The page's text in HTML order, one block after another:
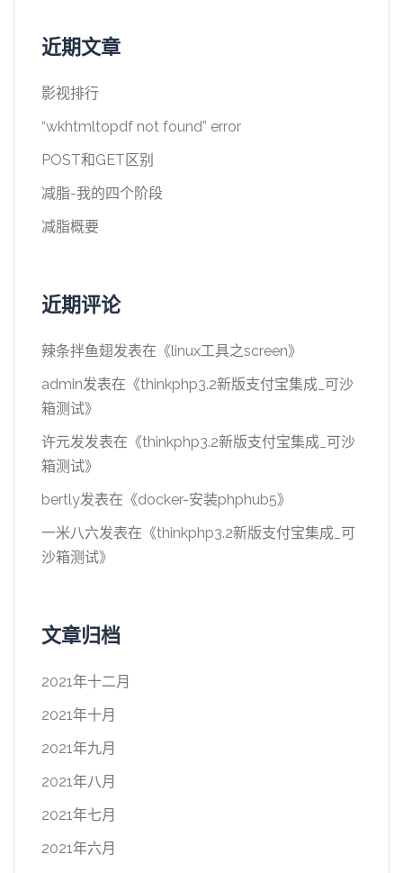
近期文章
影视排行
“wkhtmltopdf not found” error
POST和GET区别
减脂-我的四个阶段
减脂概要
近期评论
辣条拌鱼翅发表在《linux工具之screen》
admin发表在《thinkphp3.2新版支付宝集成_可沙
箱测试》
许元发发表在《thinkphp3.2新版支付宝集成_可沙
箱测试》
bertly发表在《docker-安装phphub5》
一米八六发表在《thinkphp3.2新版支付宝集成_可
沙箱测试》
文章归档
2021年十二月
2021年十月
2021年九月
2021年八月
2021年七月
2021年六月